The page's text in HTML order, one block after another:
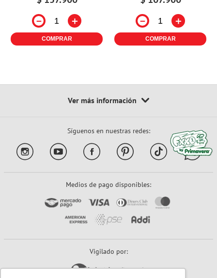
－ ＋
COMPRAR
－ ＋
COMPRAR
Síguenos en nuestras redes:
Medios de pago disponibles:
Vigilado por: